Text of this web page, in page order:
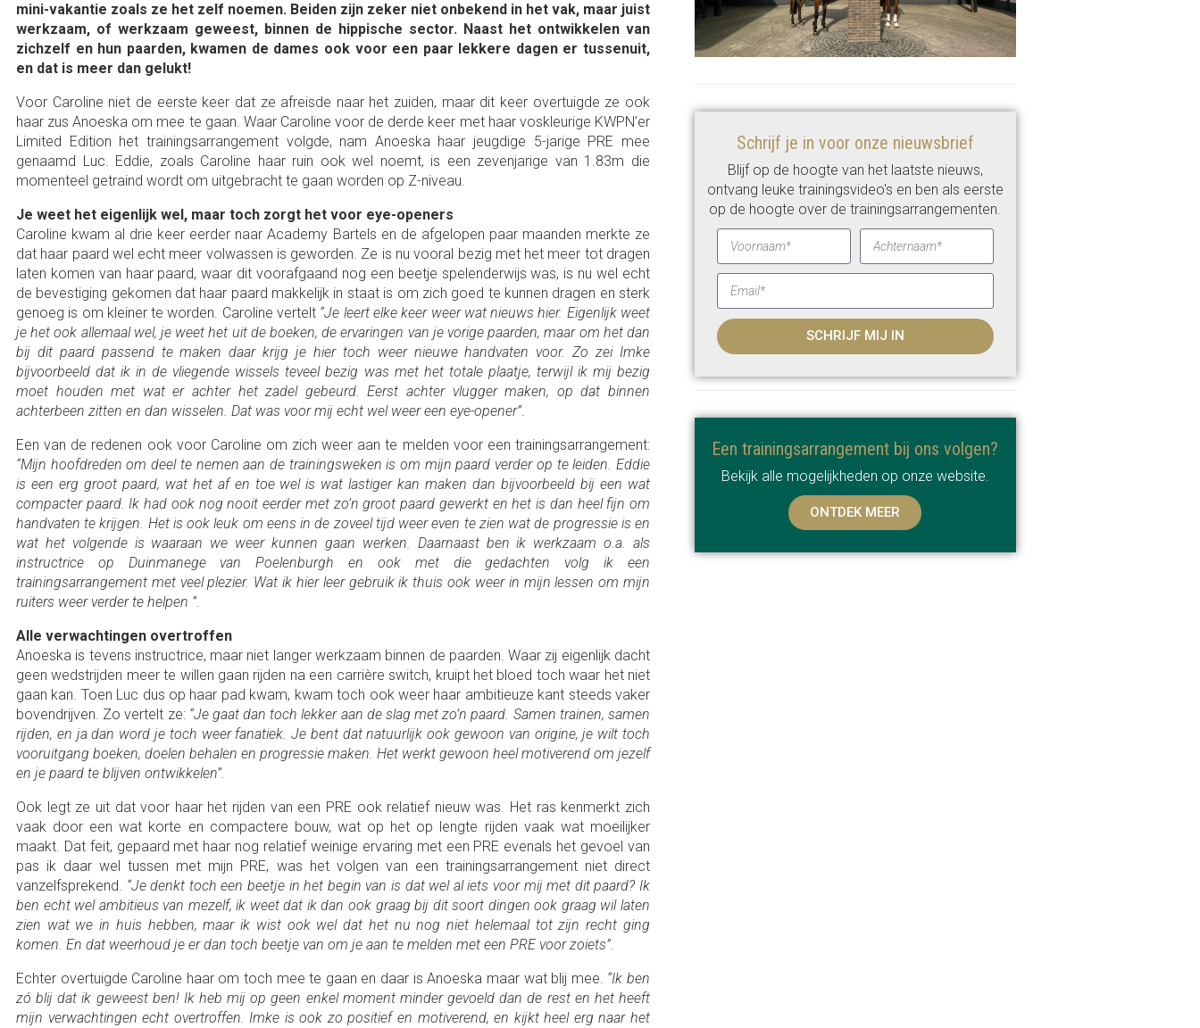
mini-vakantie zoals ze het zelf noemen. Beiden zijn zeker niet onbekend in het vak, maar juist
werkzaam, of werkzaam geweest, binnen de hippische sector. Naast het ontwikkelen van
zichzelf en hun paarden, kwamen de dames ook voor een paar lekkere dagen er tussenuit,
en dat is meer dan gelukt!
Voor Caroline niet de eerste keer dat ze afreisde naar het zuiden, maar dit keer overtuigde ze ook
haar zus Anoeska om mee te gaan. Waar Caroline voor de derde keer met haar voskleurige KWPN’er
Limited Edition het trainingsarrangement volgde, nam Anoeska haar jeugdige 5-jarige PRE mee
genaamd Luc. Eddie, zoals Caroline haar ruin ook wel noemt, is een zevenjarige van 1.83m die
momenteel getraind wordt om uitgebracht te gaan worden op Z-niveau.
Je weet het eigenlijk wel, maar toch zorgt het voor eye-openers
Caroline kwam al drie keer eerder naar Academy Bartels en de afgelopen paar maanden merkte ze
dat haar paard wel echt meer volwassen is geworden. Ze is nu vooral bezig met het meer tot dragen
laten komen van haar paard, waar dit voorafgaand nog een beetje spelenderwijs was, is nu wel echt
de bevestiging gekomen dat haar paard makkelijk in staat is om zich goed te kunnen dragen en sterk
genoeg is om kleiner te worden. Caroline vertelt “Je leert elke keer weer wat nieuws hier. Eigenlijk weet
je het ook allemaal wel, je weet het uit de boeken, de ervaringen van je vorige paarden, maar om het dan
bij dit paard passend te maken daar krijg je hier toch weer nieuwe handvaten voor. Zo zei Imke
bijvoorbeeld dat ik in de vliegende wissels teveel bezig was met het totale plaatje, terwijl ik mij bezig
moet houden met wat er achter het zadel gebeurd. Eerst achter vlugger maken, op dat binnen
achterbeen zitten en dan wisselen. Dat was voor mij echt wel weer een eye-opener”.
Een van de redenen ook voor Caroline om zich weer aan te melden voor een trainingsarrangement:
“Mijn hoofdreden om deel te nemen aan de trainingsweken is om mijn paard verder op te leiden. Eddie
is een erg groot paard, wat het af en toe wel is wat lastiger kan maken dan bijvoorbeeld bij een wat
compacter paard. Ik had ook nog nooit eerder met zo’n groot paard gewerkt en het is dan heel fijn om
handvaten te krijgen. Het is ook leuk om eens in de zoveel tijd weer even te zien wat de progressie is en
wat het volgende is waaraan we weer kunnen gaan werken. Daarnaast ben ik werkzaam o.a. als
instructrice op Duinmanege van Poelenburgh en ook met die gedachten volg ik een
trainingsarrangement met veel plezier. Wat ik hier leer gebruik ik thuis ook weer in mijn lessen om mijn
ruiters weer verder te helpen ”.
Alle verwachtingen overtroffen
Anoeska is tevens instructrice, maar niet langer werkzaam binnen de paarden. Waar zij eigenlijk dacht
geen wedstrijden meer te willen gaan rijden na een carrière switch, kruipt het bloed toch waar het niet
gaan kan. Toen Luc dus op haar pad kwam, kwam toch ook weer haar ambitieuze kant steeds vaker
bovendrijven. Zo vertelt ze: “Je gaat dan toch lekker aan de slag met zo’n paard. Samen trainen, samen
rijden, en ja dan word je toch weer fanatiek. Je bent dat natuurlijk ook gewoon van origine, je wilt toch
vooruitgang boeken, doelen behalen en progressie maken. Het werkt gewoon heel motiverend om jezelf
en je paard te blijven ontwikkelen”.
Ook legt ze uit dat voor haar het rijden van een PRE ook relatief nieuw was. Het ras kenmerkt zich
vaak door een wat korte en compactere bouw, wat op het op lengte rijden vaak wat moeilijker
maakt. Dat feit, gepaard met haar nog relatief weinige ervaring met een PRE evenals het gevoel van
pas ik daar wel tussen met mijn PRE, was het volgen van een trainingsarrangement niet direct
vanzelfsprekend. “Je denkt toch een beetje in het begin van is dat wel al iets voor mij met dit paard? Ik
ben echt wel ambitieus van mezelf, ik weet dat ik dan ook graag bij dit soort dingen ook graag wil laten
zien wat we in huis hebben, maar ik wist ook wel dat het nu nog niet helemaal tot zijn recht ging
komen. En dat weerhoud je er dan toch beetje van om je aan te melden met een PRE voor zoiets”.
Echter overtuigde Caroline haar om toch mee te gaan en daar is Anoeska maar wat blij mee. “Ik ben
zó blij dat ik geweest ben! Ik heb mij op geen enkel moment minder gevoeld dan de rest en het heeft
mijn verwachtingen echt overtroffen. Imke is ook zo positief en motiverend, en kijkt heel erg naar het
Schrijf je in voor onze nieuwsbrief
Blijf op de hoogte van het laatste nieuws,
ontvang leuke trainingsvideo's en ben als eerste
op de hoogte over de trainingsarrangementen.
SCHRIJF MIJ IN
Een trainingsarrangement bij ons volgen?
Bekijk alle mogelijkheden op onze website.
ONTDEK MEER